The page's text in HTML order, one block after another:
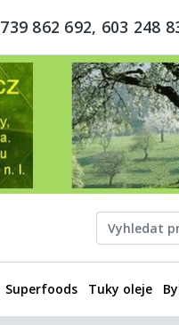
739 862 692, 603 248
Superfoods Tuky oleje